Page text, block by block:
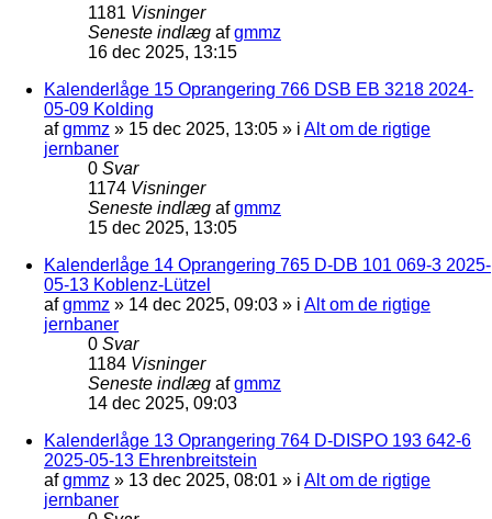
1181 Visninger
Seneste indlæg afgmmz
16 dec 2025, 13:15
Kalenderlåge 15 Oprangering 766 DSB EB 3218 2024-
05-09 Kolding
afgmmz » 15 dec 2025, 13:05 » i Alt om de rigtige
jernbaner
0 Svar
1174 Visninger
Seneste indlæg afgmmz
15 dec 2025, 13:05
Kalenderlåge 14 Oprangering 765 D-DB 101 069-3 2025-
05-13 Koblenz-Lützel
afgmmz » 14 dec 2025, 09:03 » i Alt om de rigtige
jernbaner
0 Svar
1184 Visninger
Seneste indlæg afgmmz
14 dec 2025, 09:03
Kalenderlåge 13 Oprangering 764 D-DISPO 193 642-6
2025-05-13 Ehrenbreitstein
afgmmz » 13 dec 2025, 08:01 » i Alt om de rigtige
jernbaner